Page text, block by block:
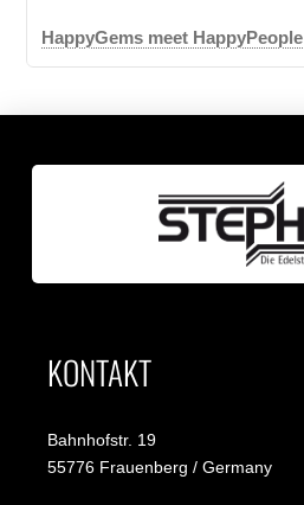
HappyGems meet HappyPeople
KONTAKT
Bahnhofstr. 19
55776 Frauenberg / Germany